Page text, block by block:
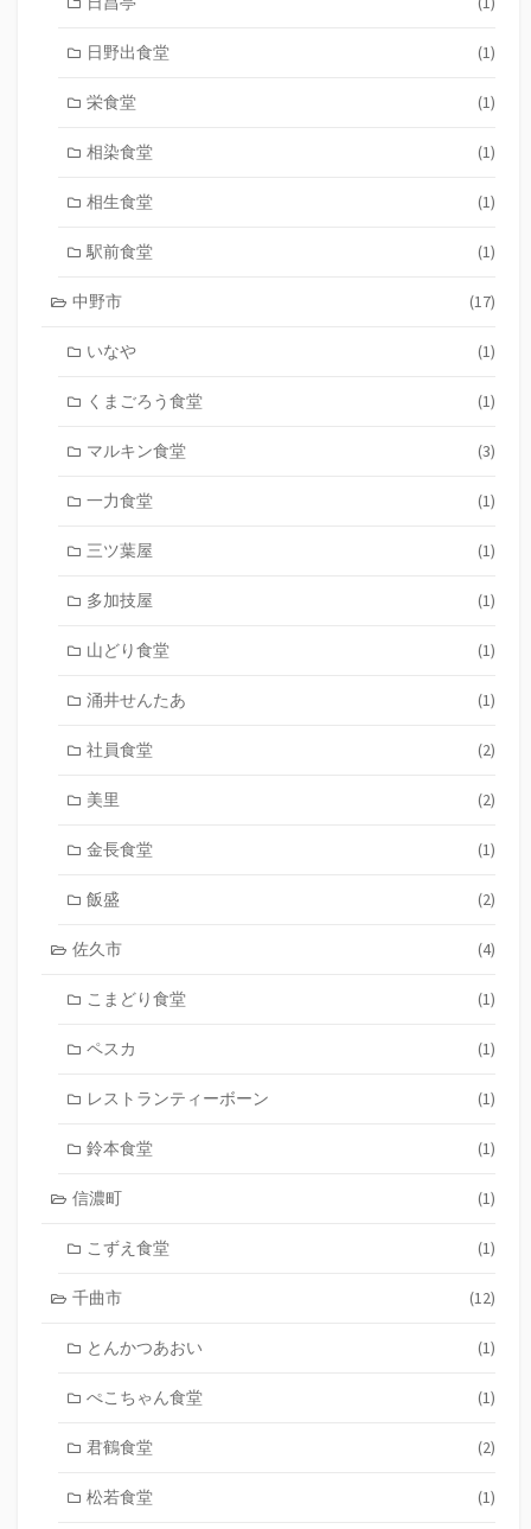
日野出食堂 (1)
栄食堂 (1)
相染食堂 (1)
相生食堂 (1)
駅前食堂 (1)
中野市 (17)
いなや (1)
くまごろう食堂 (1)
マルキン食堂 (3)
一力食堂 (1)
三ツ葉屋 (1)
多加技屋 (1)
山どり食堂 (1)
涌井せんたあ (1)
社員食堂 (2)
美里 (2)
金長食堂 (1)
飯盛 (2)
佐久市 (4)
こまどり食堂 (1)
ペスカ (1)
レストランティーボーン (1)
鈴本食堂 (1)
信濃町 (1)
こずえ食堂 (1)
千曲市 (12)
とんかつあおい (1)
ぺこちゃん食堂 (1)
君鶴食堂 (2)
松若食堂 (1)